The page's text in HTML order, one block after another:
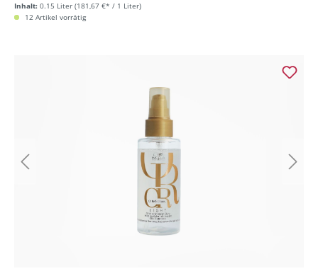
Inhalt: 0.15 Liter (181,67 €* / 1 Liter)
12 Artikel vorrätig